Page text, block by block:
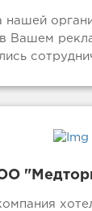
нашей
Вашем